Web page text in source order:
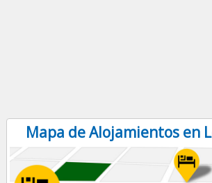
Mapa de Alojamientos en